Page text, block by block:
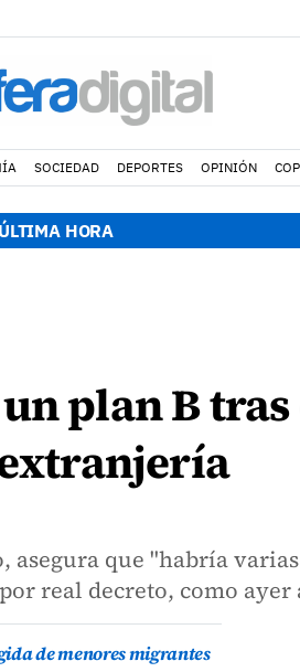
SOCIEDAD DEPORTES OPINIÓN
ÚLTIMA HORA
plan B tras
que "habría
real decreto, como
de menores migrantes